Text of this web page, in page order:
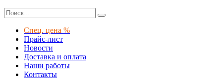
Спец. цена %
Прайс-лист
Новости
Доставка и оплата
Наши работы
Контакты